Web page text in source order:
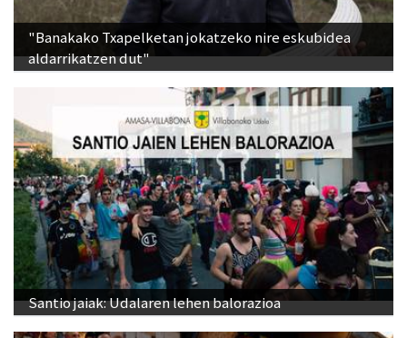
"Banakako Txapelketan jokatzeko nire eskubidea
aldarrikatzen dut"
Santio jaiak: Udalaren lehen balorazioa